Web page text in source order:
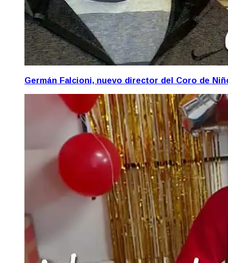
Germán Falcioni, nuevo director del Coro de